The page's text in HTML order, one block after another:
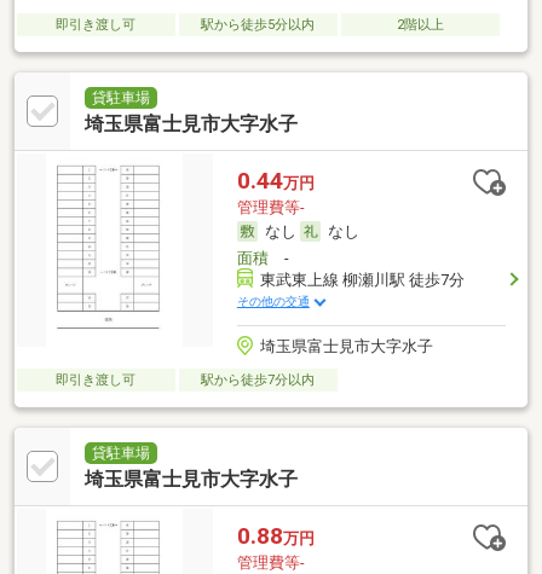
即引き渡し可 駅から徒歩5分以内 2階以上
貸駐車場
埼玉県富士見市大字水子
0.44万円
管理費等-
なし
なし
面積-
東武東上線 柳瀬川駅 徒歩7分
その他の交通
埼玉県富士見市大字水子
即引き渡し可 駅から徒歩7分以内
貸駐車場
埼玉県富士見市大字水子
0.88万円
管理費等-